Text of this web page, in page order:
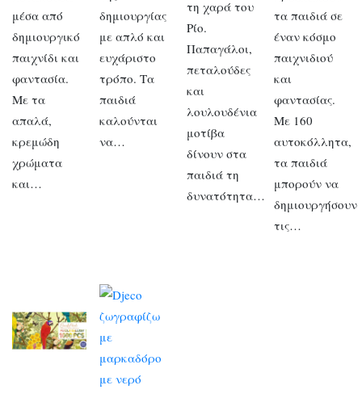
μέσα από
δημιουργικό
παιχνίδι και
φαντασία.
Με τα
απαλά,
κρεμώδη
χρώματα
και…
δημιουργίας
με απλό και
ευχάριστο
τρόπο. Τα
παιδιά
καλούνται
να…
τη χαρά του
Ρίο.
Παπαγάλοι,
πεταλούδες
και
λουλουδένια
μοτίβα
δίνουν στα
παιδιά τη
δυνατότητα…
τα παιδιά σε
έναν κόσμο
παιχνιδιού
και
φαντασίας.
Με 160
αυτοκόλλητα,
τα παιδιά
μπορούν να
δημιουργήσουν
τις…